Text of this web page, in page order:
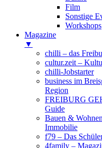
Film
Sonstige
Workshops
Magazine
▼
chilli – das
cultur.zeit –
chilli-Jobstarter
business im
Region
FREIBURG
Guide
Bauen &
Immobilie
f79 – Das
4family –